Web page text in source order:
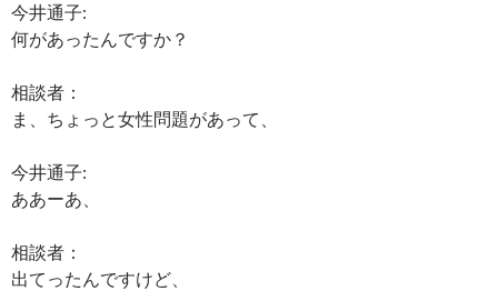
今井通子:
何があったんですか？
相談者：
ま、ちょっと女性問題があって、
今井通子:
ああーあ、
相談者：
出てったんですけど、